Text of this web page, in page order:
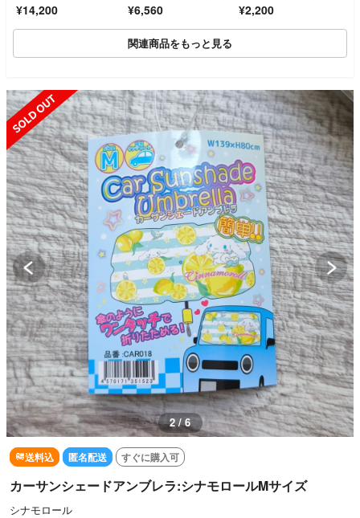
¥14,200 ¥6,560 用 エアークッショ
ン まくらランバーサ
¥2,200
関連商品をもっと見る
SOLD OUT
2 / 6
送料込 匿名配送 すぐに購入可
カーサンシェードアンブレラ:シナモロールMサイズ
シナモロール